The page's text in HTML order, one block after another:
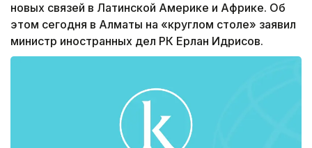
новых связей в Латинской Америке и Африке. Об
этом сегодня в Алматы на «круглом столе» заявил
министр иностранных дел РК Ерлан Идрисов.